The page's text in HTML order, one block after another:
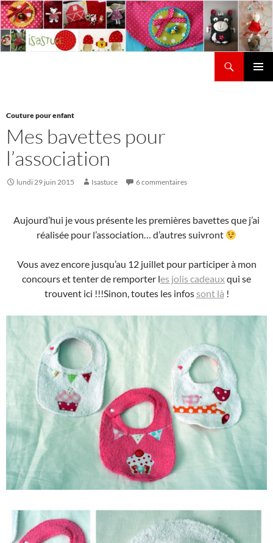
Aller
au
contenu
Couture pour enfant
Mes bavettes pour
l’association
lundi 29 juin 2015 Isastuce 6 commentaires
Aujourd’hui je vous présente les premières bavettes que j’ai
réalisée pour l’association… d’autres suivront
Vous avez encore jusqu’au 12 juillet pour participer à mon
concours et tenter de remporter les jolis cadeauxqui se
trouvent ici !!!Sinon, toutes les infos sont là !